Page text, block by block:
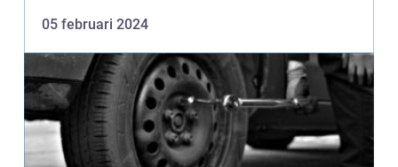
05 februari 2024